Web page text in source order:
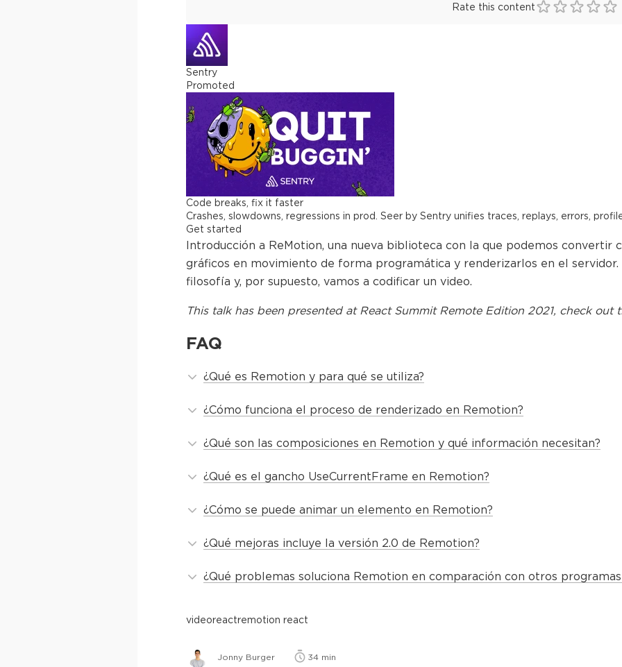
Rate this content
Sentry
Promoted
Code breaks, fix it faster
Crashes, slowdowns, regressions in prod. Seer by Sentry unifies traces, replays, errors,
Get started
Introducción a ReMotion, una nueva biblioteca con la que podemos convertir
gráficos en movimiento de forma programática y renderizarlos en el
filosofía y, por supuesto, vamos a codificar un video.
This talkhas been presented at React Summit Remote Edition 2021, check out
FAQ
¿Qué es Remotion y para qué se utiliza?
¿Cómo funciona el proceso de renderizado en Remotion?
¿Qué son las composiciones en Remotion y qué información necesitan?
¿Qué es el gancho UseCurrentFrame en Remotion?
¿Cómo se puede animar un elemento en Remotion?
¿Qué mejoras incluye la versión 2.0 de Remotion?
¿Qué problemas soluciona Remotion en comparación con otros
videoreactremotion react
Jonny Burger 34 min